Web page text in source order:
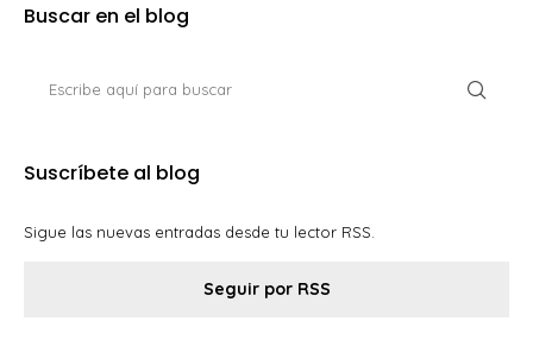
Buscar en el blog
Suscríbete al blog
Sigue las nuevas entradas desde tu lector RSS.
Seguir por RSS